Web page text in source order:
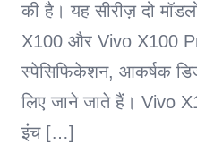
की है। यह सीरीज़ दो
X100 और Vivo X100
स्पेसिफिकेशन, आकर्षक
लिए जाने जाते हैं। Vivo
इंच […]